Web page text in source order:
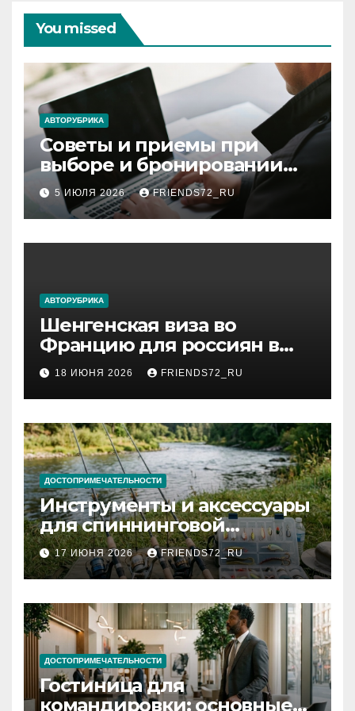
You missed
АВТОРУБРИКА
Советы и приемы при
выборе и бронировании
авиабилетов
5 ИЮЛЯ 2026 FRIENDS72_RU
АВТОРУБРИКА
Шенгенская виза во
Францию для россиян в
2026 году: сроки от 3 дней
и список необходимых
документов
18 ИЮНЯ 2026 FRIENDS72_RU
ДОСТОПРИМЕЧАТЕЛЬНОСТИ
Инструменты и аксессуары
для спиннинговой
рыбалки: назначение и
типы
17 ИЮНЯ 2026 FRIENDS72_RU
ДОСТОПРИМЕЧАТЕЛЬНОСТИ
Гостиница для
командировки: основные